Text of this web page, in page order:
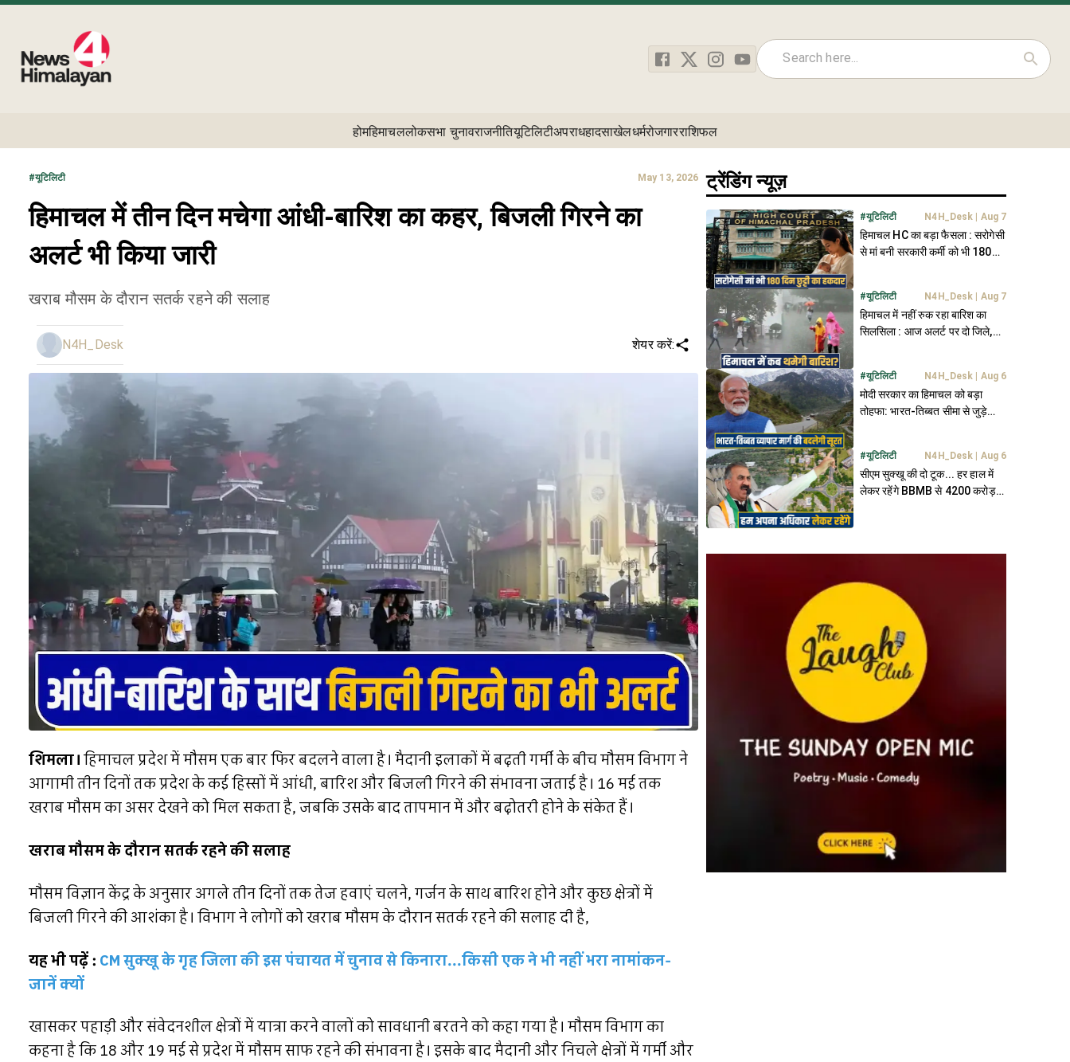
होमहिमाचललोकसभा चुनावराजनीतियूटिलिटीअपराधहादसाखेलधर्मरोजगारराशिफल
#यूटिलिटी May 13, 2026
हिमाचल में तीन दिन मचेगा आंधी-बारिश का कहर, बिजली गिरने का
अलर्ट भी किया जारी
खराब मौसम के दौरान सतर्क रहने की सलाह
N4H_Desk शेयर करें:
शिमला।हिमाचल प्रदेश में मौसम एक बार फिर बदलने वाला है। मैदानी इलाकों में बढ़ती गर्मी के बीच मौसम विभाग ने
आगामी तीन दिनों तक प्रदेश के कई हिस्सों में आंधी, बारिश और बिजली गिरने की संभावना जताई है। 16 मई तक
खराब मौसम का असर देखने को मिल सकता है, जबकि उसके बाद तापमान में और बढ़ोतरी होने के संकेत हैं।
खराब मौसम के दौरान सतर्क रहने की सलाह
मौसम विज्ञान केंद्र के अनुसार अगले तीन दिनों तक तेज हवाएं चलने, गर्जन के साथ बारिश होने और कुछ क्षेत्रों में
बिजली गिरने की आशंका है। विभाग ने लोगों को खराब मौसम के दौरान सतर्क रहने की सलाह दी है,
यह भी पढ़ें : CM सुक्खू के गृह जिला की इस पंचायत में चुनाव से किनारा...किसी एक ने भी नहीं भरा नामांकन-
जानें क्यों
खासकर पहाड़ी और संवेदनशील क्षेत्रों में यात्रा करने वालों को सावधानी बरतने को कहा गया है। मौसम विभाग का
कहना है कि 18 और 19 मई से प्रदेश में मौसम साफ रहने की संभावना है। इसके बाद मैदानी और निचले क्षेत्रों में गर्मी और
ट्रेंडिंग न्यूज़
#यूटिलिटी N4H_Desk Aug 7
हिमाचल HC का बड़ा फैसला : सरोगेसी
से मां बनी सरकारी कर्मी को भी 180
#यूटिलिटी N4H_Desk Aug 7
हिमाचल में नहीं रुक रहा बारिश का
सिलसिला : आज अलर्ट पर दो जिले,
#यूटिलिटी N4H_Desk Aug 6
मोदी सरकार का हिमाचल को बड़ा
तोहफा: भारत-तिब्बत सीमा से जुड़े
#यूटिलिटी N4H_Desk Aug 6
सीएम सुक्खू की दो टूक... हर हाल में
लेकर रहेंगे BBMB से 4200 करोड़